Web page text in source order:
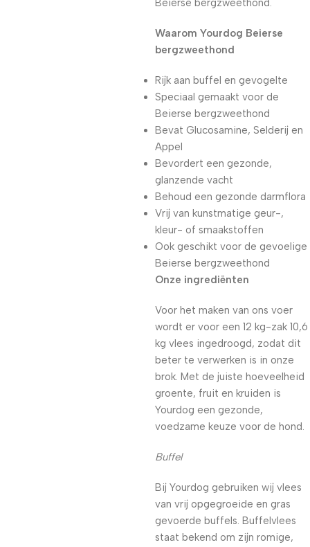
Beierse bergzweethond.
Waarom Yourdog Beierse
bergzweethond
Rijk aan buffel en gevogelte
Speciaal gemaakt voor de
Beierse bergzweethond
Bevat Glucosamine, Selderij en
Appel
Bevordert een gezonde,
glanzende vacht
Behoud een gezonde darmflora
Vrij van kunstmatige geur-,
kleur- of smaakstoffen
Ook geschikt voor de gevoelige
Beierse bergzweethond
Onze ingrediënten
Voor het maken van ons voer
wordt er voor een 12 kg-zak 10,6
kg vlees ingedroogd, zodat dit
beter te verwerken is in onze
brok. Met de juiste hoeveelheid
groente, fruit en kruiden is
Yourdog een gezonde,
voedzame keuze voor de hond.
Buffel
Bij Yourdog gebruiken wij vlees
van vrij opgegroeide en gras
gevoerde buffels. Buffelvlees
staat bekend om zijn romige,